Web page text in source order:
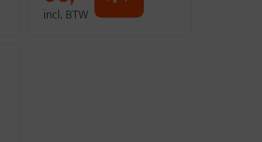
incl. BTW